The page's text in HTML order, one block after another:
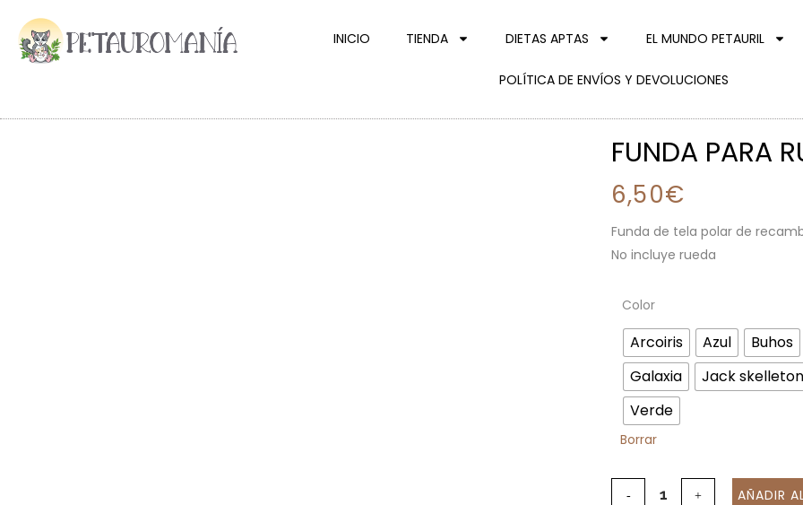
INICIO TIENDA DIETAS APTAS EL MUNDO PETAURIL
POLÍTICA DE ENVÍOS Y DEVOLUCIONES
FUNDA PARA
6,50€
Funda de tela polar de
No incluye rueda
Color
Arcoiris Azul Buhos
Galaxia
Jack skelleton
Verde
Borrar
AÑADIR